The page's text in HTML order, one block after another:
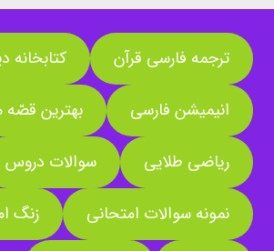
ترجمه فارسی قرآن کتابخانه
انیمیشن فارسی بهترین قصّه
ریاضی طلایی سوالات دروس
نمونه سوالات امتحانی زنگ